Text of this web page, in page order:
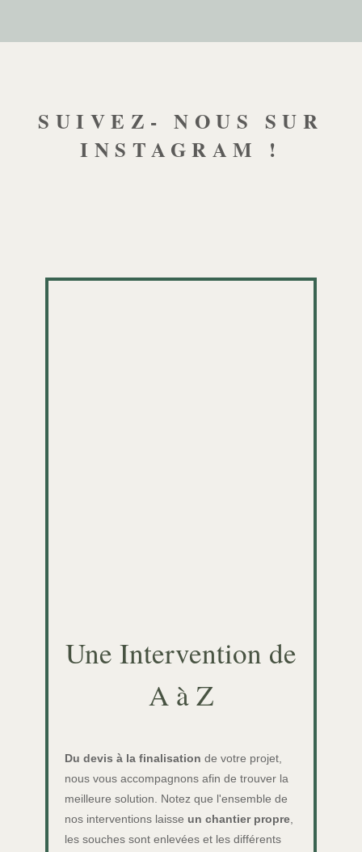
SUIVEZ- NOUS SUR
INSTAGRAM !
Une Intervention de
A à Z
Du devis à la finalisation de votre projet,
nous vous accompagnons afin de trouver la
meilleure solution. Notez que l'ensemble de
nos interventions laisse un chantier propre
les souches sont enlevées et les différents